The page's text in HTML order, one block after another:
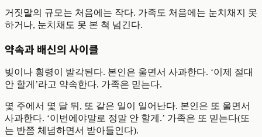
거짓말의 규모는 처음에는 작다. 가족도 처음에는 눈치채지 못
하거나, 눈치채도 못 본 척 넘긴다.
약속과 배신의 사이클
빚이나 횡령이 발각된다. 본인은 울면서 사과한다. ‘이제 절대
안 할게’라고 약속한다. 가족은 믿는다.
몇 주에서 몇 달 뒤, 또 같은 일이 일어난다. 본인은 또 울면서
사과한다. ‘이번에야말로 정말 안 할게.’ 가족은 또 믿는다(또
는 반쯤 체념하면서 받아들인다).